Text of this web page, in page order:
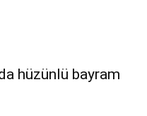
hüzünlü bayram